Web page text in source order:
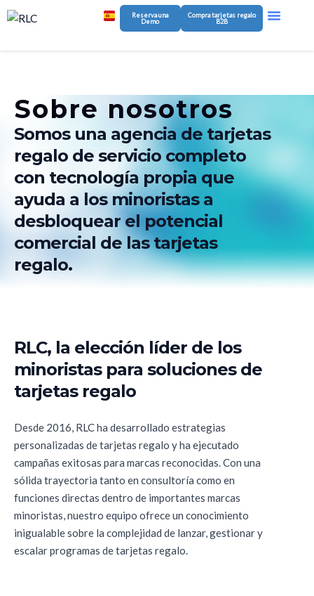
al
Menu
Compra tarjetas regalo
B2B
Reserva una
Demo
Sobre nosotros
Somos una agencia de tarjetas
regalo de servicio completo
con tecnología propia que
ayuda a los minoristas a
desbloquear el potencial
comercial de las tarjetas
regalo.
RLC, la elección líder de los
minoristas para soluciones de
tarjetas regalo
Desde 2016, RLC ha desarrollado estrategias
personalizadas de tarjetas regalo y ha ejecutado
campañas exitosas para marcas reconocidas. Con una
sólida trayectoria tanto en consultoría como en
funciones directas dentro de importantes marcas
minoristas, nuestro equipo ofrece un conocimiento
inigualable sobre la complejidad de lanzar, gestionar y
escalar programas de tarjetas regalo.